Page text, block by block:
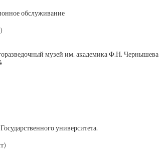
обслуживание
музей им. академика Ф.Н. Чернышева
университета.